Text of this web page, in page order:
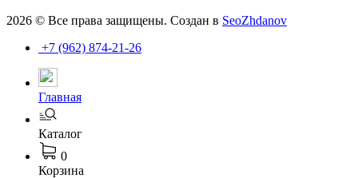
2026 © Все права защищены. Создан в SeoZhdanov
+7 (962) 874-21-26
Главная
Каталог
0
Корзина